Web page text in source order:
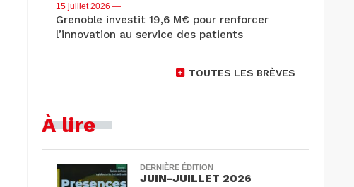
15 juillet 2026 —
Grenoble investit 19,6 M€ pour renforcer
l’innovation au service des patients
TOUTES LES BRÈVES
À lire
DERNIÈRE ÉDITION
JUIN-JUILLET 2026